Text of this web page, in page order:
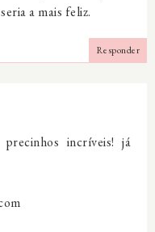
a mais feliz.
Responder
incríveis! já